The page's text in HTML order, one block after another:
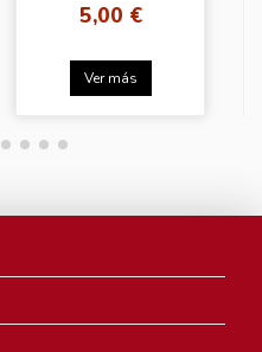
5,00 €
Ver más